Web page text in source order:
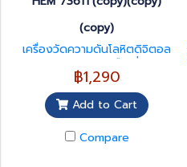
(copy)
เครื่องวัดความดันโลหิตดิจิตอล
แบบพกพา แบบข้อมือ ยี่ห้อ Yu
well
฿1,290
Add to Cart
Compare